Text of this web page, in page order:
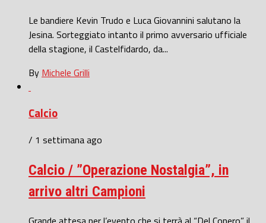
Le bandiere Kevin Trudo e Luca Giovannini salutano la
Jesina. Sorteggiato intanto il primo avversario ufficiale
della stagione, il Castelfidardo, da...
By Michele Grilli
Calcio
/ 1 settimana ago
Calcio / ”Operazione Nostalgia”, in
arrivo altri Campioni